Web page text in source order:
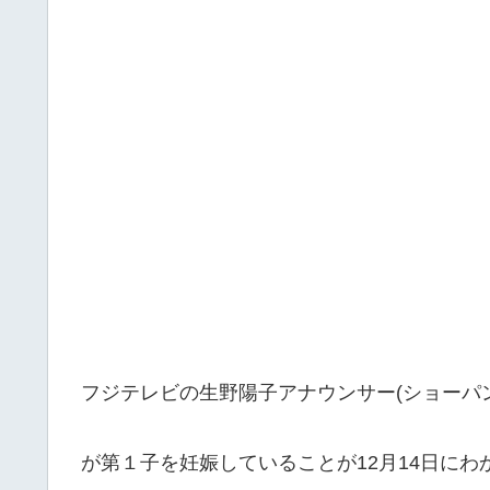
フジテレビの生野陽子アナウンサー(ショーパ
が第１子を妊娠していることが12月14日にわ